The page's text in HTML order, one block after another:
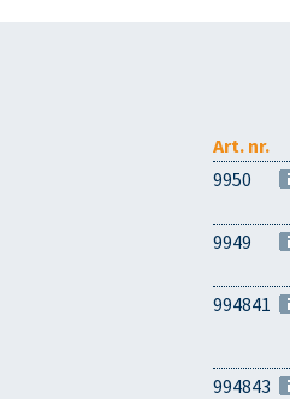
Art. nr.
9950
9949
994841
994843